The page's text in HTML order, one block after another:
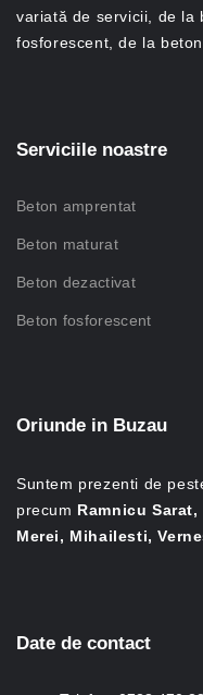
variată de servicii, de la
fosforescent, de la
Serviciile noastre
Beton amprentat
Beton maturat
Beton dezactivat
Beton fosforescent
Oriunde in Buzau
Suntem prezenti de
precum Ramnicu
Merei, Mihailesti,
Date de contact